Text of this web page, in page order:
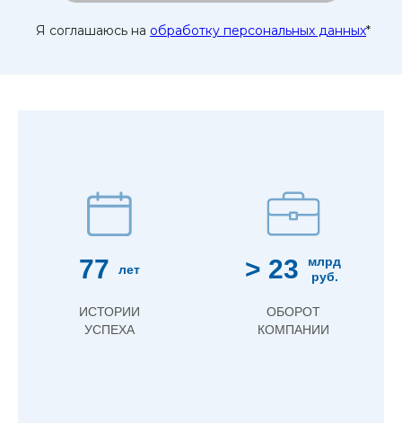
Я соглашаюсь на обработку персональных данных*
77 лет
ИСТОРИИ
УСПЕХА
> 23
млрд
руб.
ОБОРОТ
КОМПАНИИ